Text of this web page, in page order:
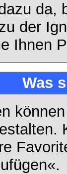
da,
der
Ihnen
Was